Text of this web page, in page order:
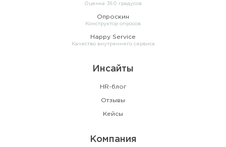
Оценка 360 градусов
Опроскин
Конструктор опросов
Happy Service
Качество внутреннего сервиса
Инсайты
HR-блог
Отзывы
Кейсы
Компания